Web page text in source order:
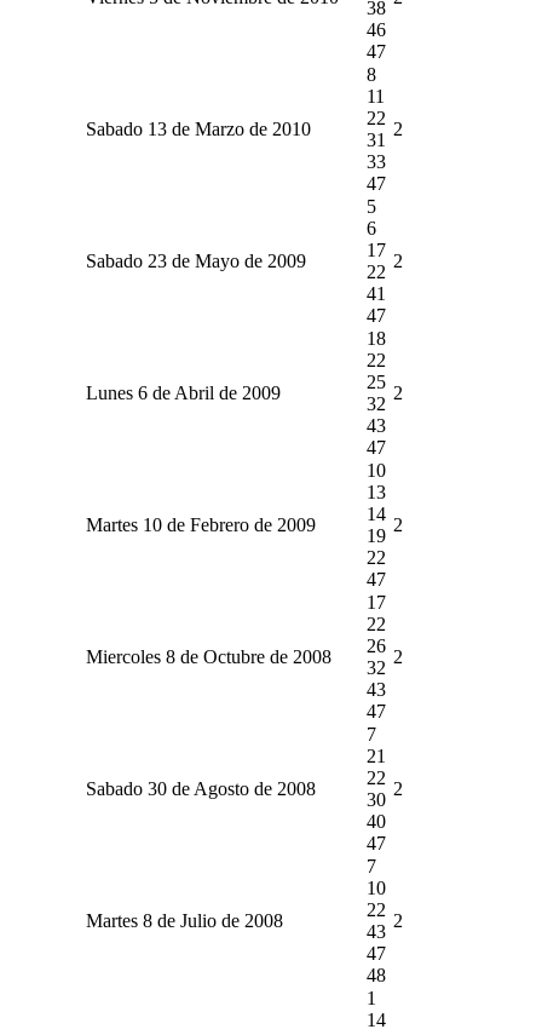
38
46
47
Sabado 13 de Marzo de 2010
8
11
22
31
33
47
2
Sabado 23 de Mayo de 2009
5
6
17
22
41
47
2
Lunes 6 de Abril de 2009
18
22
25
32
43
47
2
Martes 10 de Febrero de 2009
10
13
14
19
22
47
2
Miercoles 8 de Octubre de 2008
17
22
26
32
43
47
2
Sabado 30 de Agosto de 2008
7
21
22
30
40
47
2
Martes 8 de Julio de 2008
7
10
22
43
47
48
2
1
14